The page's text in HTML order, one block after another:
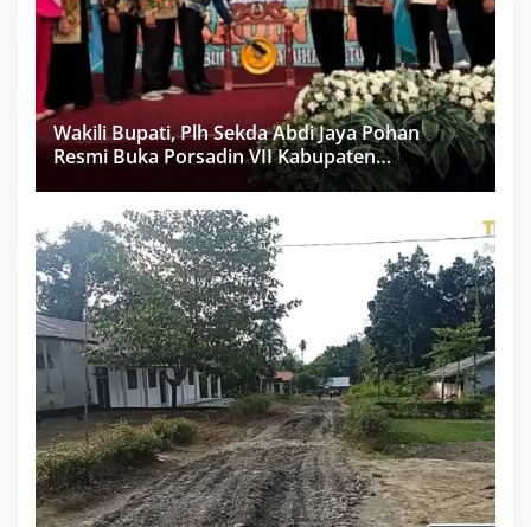
Wakili Bupati, Plh Sekda Abdi Jaya Pohan
Resmi Buka Porsadin VII Kabupaten